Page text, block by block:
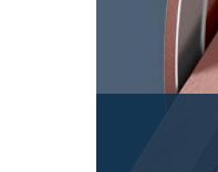
Boîtes à
Renvois